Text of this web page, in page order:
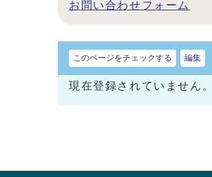
お問い合わせフォーム
このページをチェックする 編集
現在登録されていません。